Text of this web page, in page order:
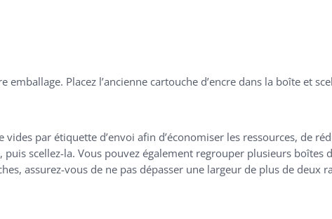
Placez l’ancienne cartouche d’encre dans la boîte et
par étiquette d’envoi afin d’économiser les ressources, de
scellez-la. Vous pouvez également regrouper plusieurs boîtes
assurez-vous de ne pas dépasser une largeur de plus de deux